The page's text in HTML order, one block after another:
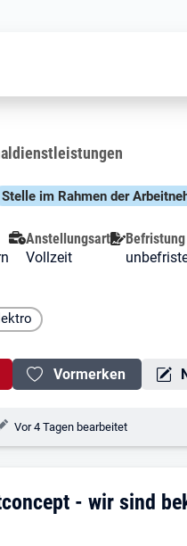
(m/w/d)
Stelle im Rahmen der
Anstellungsart
Vollzeit
Befristung
Vormerken
Änderungsdatum:
Vor 4 Tagen bearbeitet
- wir sind